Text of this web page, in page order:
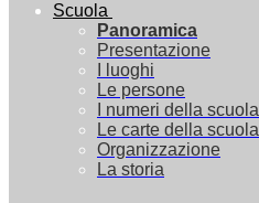
Scuola
Panoramica
Presentazione
I luoghi
Le persone
I numeri della scuola
Le carte della scuola
Organizzazione
La storia